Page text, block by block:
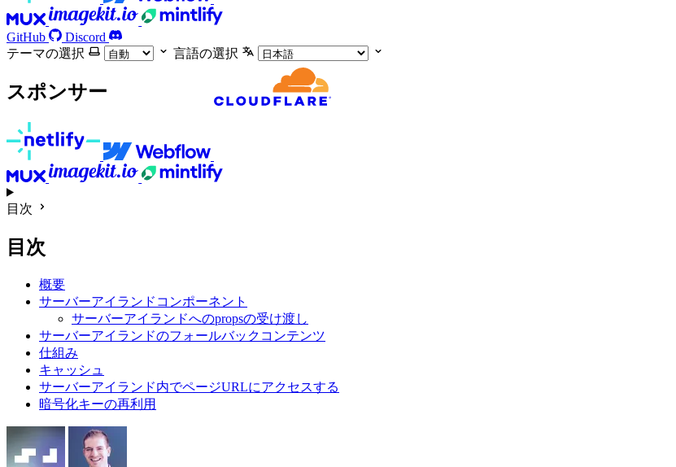
GitHub
Discord
テーマの選択
言語の選択
スポンサー
目次
目次
概要
サーバーアイランドコンポーネント
サーバーアイランドへのpropsの受け渡し
サーバーアイランドのフォールバックコンテンツ
仕組み
キャッシュ
サーバーアイランド内でページURLにアクセスする
暗号化キーの再利用